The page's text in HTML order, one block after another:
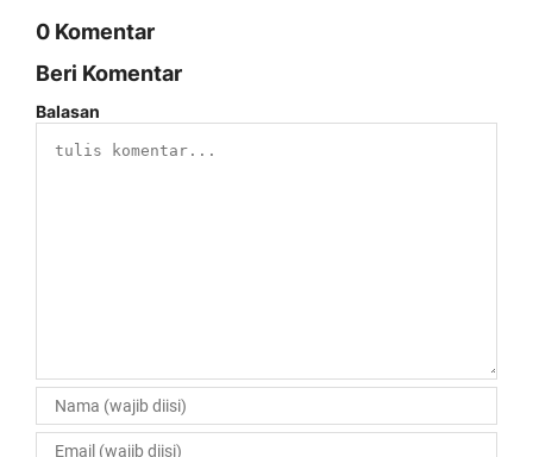
0 Komentar
Beri Komentar
Balasan